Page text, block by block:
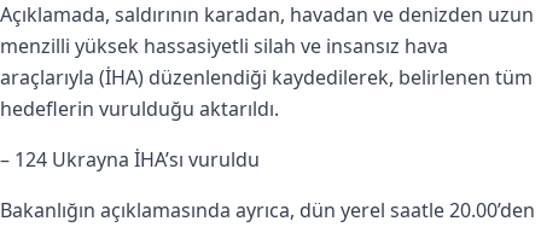
Açıklamada, saldırının karadan, havadan ve denizden uzun
menzilli yüksek hassasiyetli silah ve insansız hava
araçlarıyla (İHA) düzenlendiği kaydedilerek, belirlenen tüm
hedeflerin vurulduğu aktarıldı.
– 124 Ukrayna İHA’sı vuruldu
Bakanlığın açıklamasında ayrıca, dün yerel saatle 20.00’den